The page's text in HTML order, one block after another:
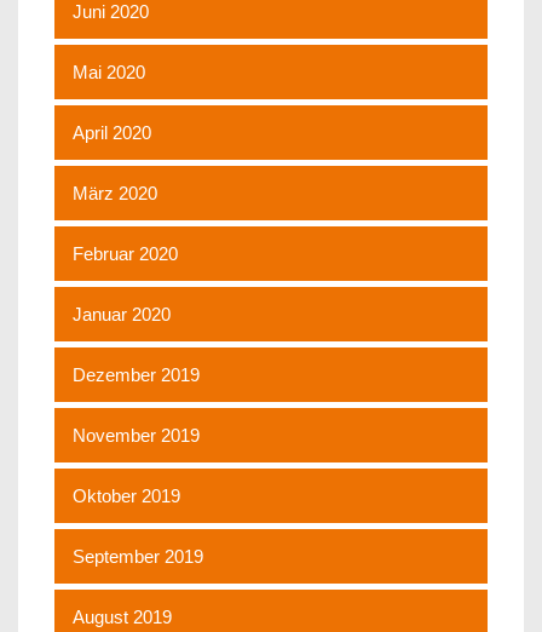
Juni 2020
Mai 2020
April 2020
März 2020
Februar 2020
Januar 2020
Dezember 2019
November 2019
Oktober 2019
September 2019
August 2019